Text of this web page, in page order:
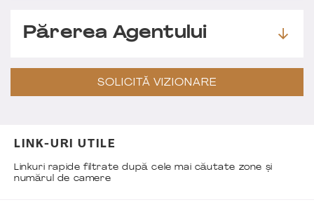
Părerea Agentului
SOLICITĂ VIZIONARE
LINK-URI UTILE
Linkuri rapide filtrate după cele mai căutate zone și
numărul de camere